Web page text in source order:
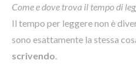
Come e dove trova il tempo di
Il tempo per leggere non è
sono esattamente la stessa
scrivendo